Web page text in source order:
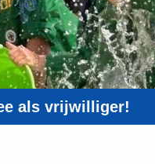
als vrijwilliger!